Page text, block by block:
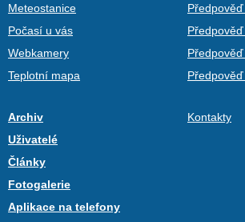
Meteostanice
Počasí u vás
Webkamery
Teplotní mapa
Archiv
Uživatelé
Články
Fotogalerie
Aplikace na telefony
Kontakty